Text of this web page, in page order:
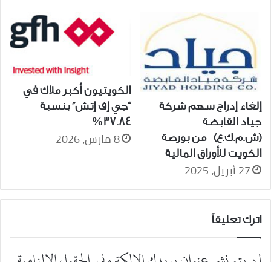
إلغاء إدراج سهم شركة
جياد القابضة
(ش.م.ك.ع) من بورصة
الكويت للأوراق المالية
27 أبريل، 2025
الكويتيون أكبر ملاك في
“جي إف إتش” بنسبة
37.84%
8 مارس، 2026
اترك تعليقاً